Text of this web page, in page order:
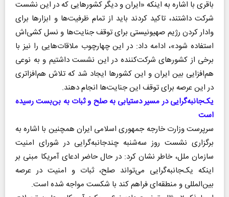
باقری با اشاره به اینکه «ایران و دیگر کشور‌هایی که در این نشست
شرکت داشتند، تاکید کردند باید از تمام ظرفیت‌ها و ابزار‌ها برای
وادار کردن رژیم صهیونیستی برای توقف جنایت‌ها و نسل کشی‌اش
استفاده شود»، ادامه داد: در این چهارچوب ملاقات‌هایی را نیز با
برخی از کشور‌های شرکت‌کننده در این نشست داشتیم و به نوعی
هم‌افزایی بین ایران و این کشور‌ها ایجاد شد که تلاش هم‌افزاتری
در این عرصه برای توقف این جنایت‌ها انجام دهند.
یک‌جانبه‌گرایی در مسیر دستیابی به صلح و ثبات به بن‌بست رسیده
است
سرپرست وزارت خارجه جمهوری اسلامی ایران همچنین با اشاره به
برگزاری نشست روز سه‌شنبه چندجانبه‌گرایی در شورای امنیت
سازمان ملل، خاطر نشان کرد: در حال حاضر ادعای آمریکا مبنی بر
اینکه یک‌جانبه‌گرایی می‌تواند صلح، ثبات و امنیت در عرصه
بین‌المللی و منطقه‌ای فراهم کند با شکست مواجه شده است.